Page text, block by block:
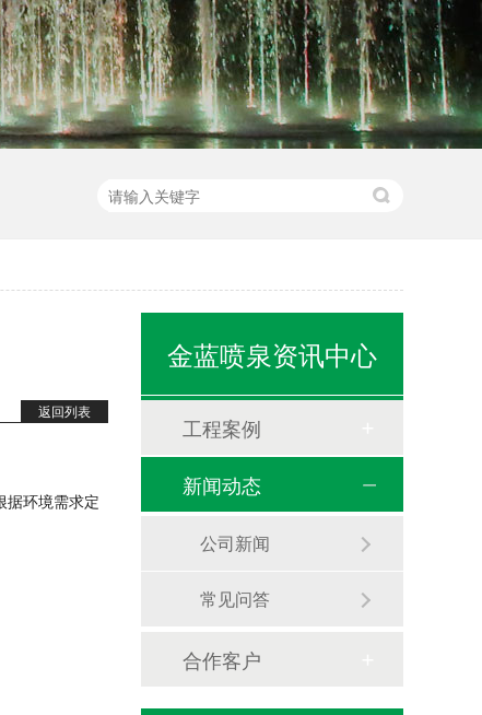
返回列表
据环境需求定
金蓝喷泉资讯中心
工程案例
新闻动态
公司新闻
常见问答
合作客户
水处理工程